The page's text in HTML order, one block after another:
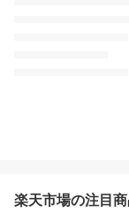
楽天市場の注目